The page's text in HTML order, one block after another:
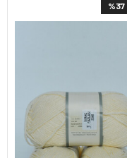
%37